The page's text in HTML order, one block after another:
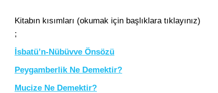
Kitabın kısımları (okumak için başlıklara tıklayınız)
;
İsbatü’n-Nübüvve Önsözü
Peygamberlik Ne Demektir?
Mucize Ne Demektir?